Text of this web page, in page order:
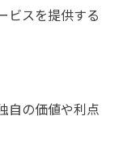
ビスを提供する
自の価値や利点